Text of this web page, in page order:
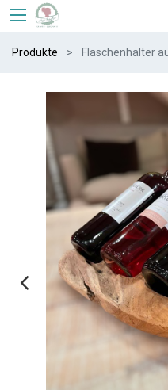
Produkte Flaschenhalter